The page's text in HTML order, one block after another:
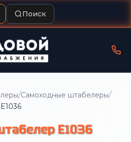
Поиск
/Самоходные штабелеры/
E1036